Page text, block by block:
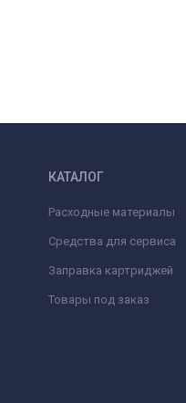
КАТАЛОГ
Расходные материалы
Средства для сервиса
Заправка картриджей
Товары под заказ